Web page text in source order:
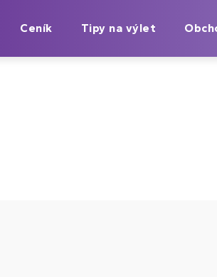
Ceník Tipy na výlet